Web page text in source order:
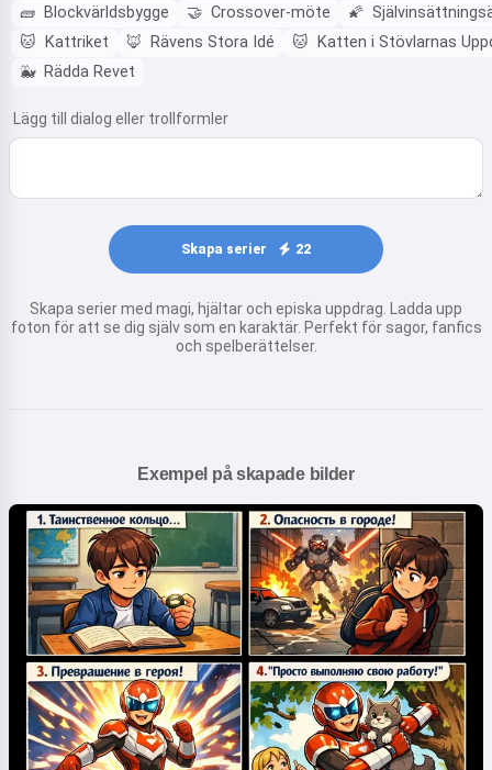
🧱 Blockvärldsbygge 🤝 Crossover-möte 🌠
🐱
Kattriket 🦊 Rävens Stora Idé 🐱
Katten i Stövlarnas
🐳 Rädda Revet
Lägg till dialog eller trollformler
Skapa serier 22
Skapa serier med magi, hjältar och episka uppdrag. Ladda upp
foton för att se dig själv som en karaktär. Perfekt för sagor, fanfics
och spelberättelser.
Exempel på skapade bilder